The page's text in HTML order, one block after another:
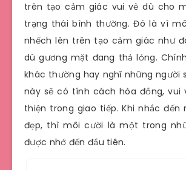
trên tạo cảm giác vui vẻ dù cho
trạng thái bình thường. Đó là vì
nhếch lên trên tạo cảm giác như
dù gương mặt đang thả lỏng.
khác thường hay nghĩ những người
này sẽ có tính cách hòa đồng, vui
thiện trong giao tiếp. Khi nhắc đến
đẹp, thì môi cười là một trong
được nhớ đến đầu tiên.